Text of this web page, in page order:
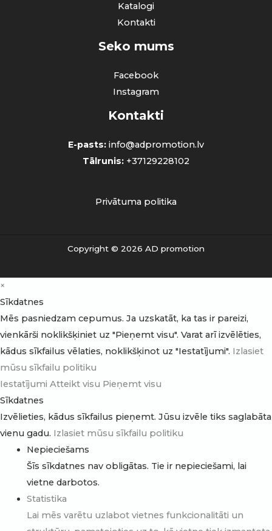
Katalogi
Kontakti
Seko mums
Facebook
Instagram
Kontakti
E-pasts: info@adpromotion.lv
Tālrunis: +37129228102
Privātuma politika
Copyright © 2026 AD promotion
×
Sīkdatnes
Mēs pasniedzam cepumus. Ja uzskatāt, ka tas ir pareizi,
vienkārši noklikšķiniet uz "Pieņemt visu". Varat arī izvēlēties,
kādus sīkfailus vēlaties, noklikšķinot uz "Iestatījumi". Izlasiet
mūsu sīkfailu politiku
Iestatījumi Atteikt visu Pieņemt visu
Sīkdatnes
Izvēlieties, kādus sīkfailus pieņemt. Jūsu izvēle tiks saglabāta
vienu gadu. Izlasiet mūsu sīkfailu politiku
Nepieciešams
Šīs sīkdatnes nav obligātas. Tie ir nepieciešami, lai
vietne darbotos.
Statistika
Lai mēs varētu uzlabot vietnes funkcionalitāti un